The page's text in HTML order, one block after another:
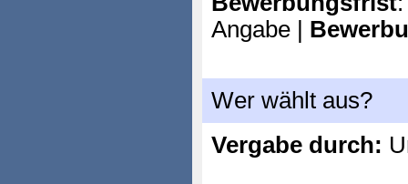
Angabe |
Wer wählt aus?
Vergabe durch: